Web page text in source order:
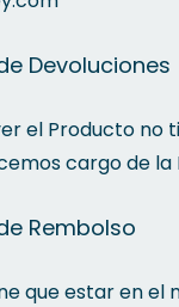
Devoluciones
el Producto no
cargo de la
Rembolso
que estar en el